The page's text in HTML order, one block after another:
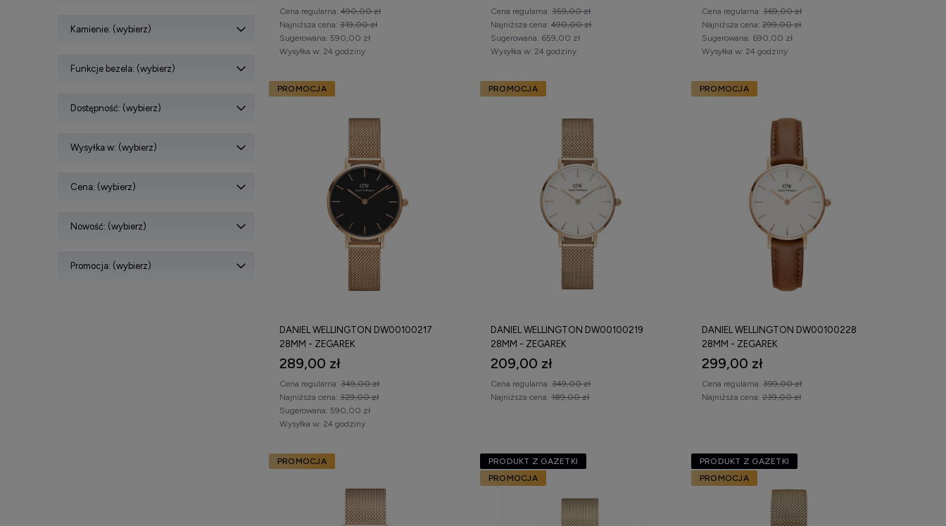
Kamienie: (wybierz)
Funkcje bezela: (wybierz)
Dostępność: (wybierz)
Wysyłka w: (wybierz)
Cena: (wybierz)
Nowość: (wybierz)
Promocja: (wybierz)
Cena regularna: 490,00 zł
Najniższa cena: 319,00 zł
Wysyłka w: 24 godziny
Sugerowana: 590,00 zł
Cena regularna: 359,00 zł
Najniższa cena: 490,00 zł
Wysyłka w: 24 godziny
Sugerowana: 659,00 zł
Cena regularna: 369,00 zł
Najniższa cena: 299,00 zł
Wysyłka w: 24 godziny
Sugerowana: 690,00 zł
DANIEL WELLINGTON DW00100217
28MM - ZEGAREK
289,00 zł
Cena regularna: 349,00 zł
Najniższa cena: 329,00 zł
Wysyłka w: 24 godziny
Sugerowana: 590,00 zł
PROMOCJA
DANIEL WELLINGTON DW00100219
28MM - ZEGAREK
209,00 zł
Cena regularna: 349,00 zł
Najniższa cena: 189,00 zł
PROMOCJA
DANIEL WELLINGTON DW00100228
28MM - ZEGAREK
299,00 zł
Cena regularna: 399,00 zł
Najniższa cena: 239,00 zł
PROMOCJA
PROMOCJA
PRODUKT Z GAZETKI
PROMOCJA
PRODUKT Z GAZETKI
PROMOCJA